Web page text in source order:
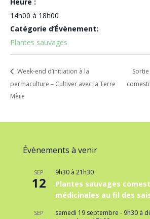
14h00 à 18h00
Catégorie d’Évènement:
Plantes sauvages
Week-end d’initiation à la
permaculture – Cultiver avec la Terre
Mère
Évènements à venir
SEP
12
9h30à 21h30
Plantes sauvages
médicinales au fil des
SEP samedi 19 septembre - 9h30à